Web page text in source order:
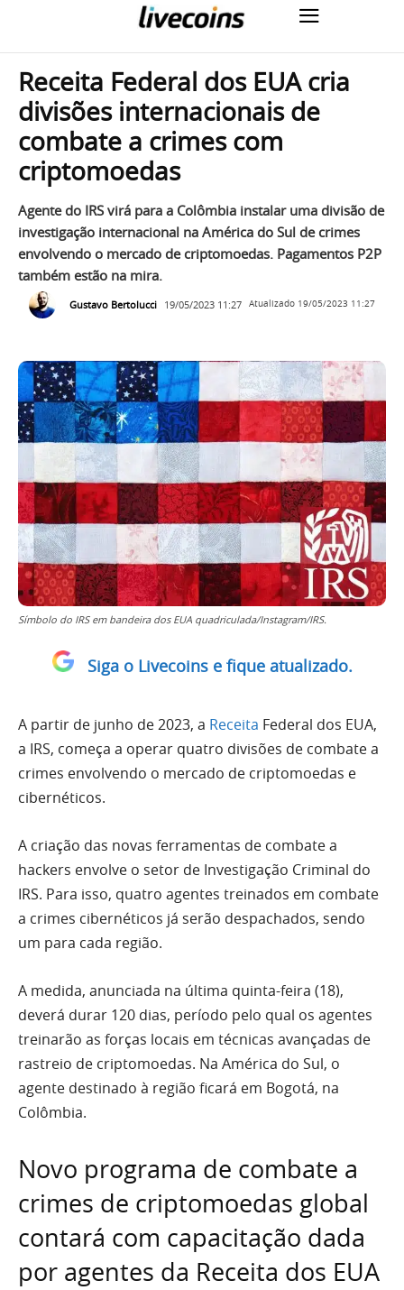
Receita Federal dos EUA cria
divisões internacionais de
combate a crimes com
criptomoedas
Agente do IRS virá para a Colômbia instalar uma divisão de
investigação internacional na América do Sul de crimes
envolvendo o mercado de criptomoedas. Pagamentos P2P
também estão na mira.
Gustavo Bertolucci 19/05/2023 11:27 Atualizado 19/05/2023 11:27
Símbolo do IRS em bandeira dos EUA quadriculada/Instagram/IRS.
Siga o Livecoins e fique atualizado.
A partir de junho de 2023, a Receita Federal dos EUA,
a IRS, começa a operar quatro divisões de combate a
crimes envolvendo o mercado de criptomoedas e
cibernéticos.
A criação das novas ferramentas de combate a
hackers envolve o setor de Investigação Criminal do
IRS. Para isso, quatro agentes treinados em combate
a crimes cibernéticos já serão despachados, sendo
um para cada região.
A medida, anunciada na última quinta-feira (18),
deverá durar 120 dias, período pelo qual os agentes
treinarão as forças locais em técnicas avançadas de
rastreio de criptomoedas. Na América do Sul, o
agente destinado à região ficará em Bogotá, na
Colômbia.
Novo programa de combate a
crimes de criptomoedas global
contará com capacitação dada
por agentes da Receita dos EUA